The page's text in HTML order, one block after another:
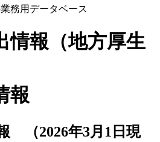
務用データベース
情報（地方厚生
報
（2026年3月1日現